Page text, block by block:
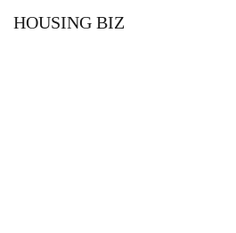
HOUSING BIZ